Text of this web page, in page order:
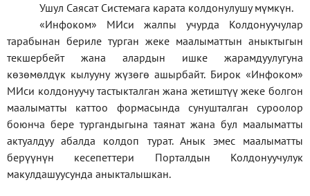
Ушул Саясат Системага карата колдонулушу мүмкүн.
«Инфоком» МИси жалпы учурда Колдонуучулар
тарабынан бериле турган жеке маалыматтын аныктыгын
текшербейт жана алардын ишке жарамдуулугуна
көзөмөлдүк кылууну жүзөгө ашырбайт. Бирок «Инфоком»
МИси колдонуучу тастыкталган жана жетиштүү жеке болгон
маалыматты каттоо формасында сунушталган суроолор
боюнча бере тургандыгына таянат жана бул маалыматты
актуалдуу абалда колдоп турат. Анык эмес маалыматты
берүүнүн кесепеттери Порталдын Колдонуучулук
макулдашуусунда аныкталышкан.